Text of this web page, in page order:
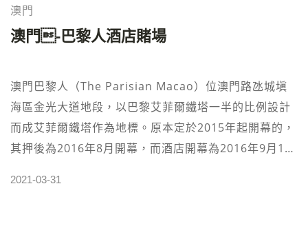
棒 [IMG14][IMG19] 奧羅拉奧羅拉是ALTIRA新濠鋒裡面
的義式料理餐廳，它也是米其林一星級的義式料理餐廳
非常的多 38這是位於新濠鋒裡面38樓酒吧，有分成室
內及戶外區，這裡可以看到美麗的澳門夜景，夜景氣氛
太讚了，現場還會有樂團演奏 [IMG11] 另外在新濠鋒的
16樓還有一個室內無邊際泳池，如果玩累的話，這裡還
有「澄」水療，讓你身心靈可以徹底放鬆的地方喔
澳門
澳門-巴黎人酒店賭場
澳門巴黎人（The Parisian Macao）位澳門路氹城塡
海區金光大道地段，以巴黎艾菲爾鐵塔一半的比例設計
而成艾菲爾鐵塔作為地標。原本定於2015年起開幕的，
其押後為2016年8月開幕，而酒店開幕為2016年9月13
2021-03-31